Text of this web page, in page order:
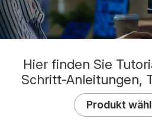
Hier finden Sie
Schritt-Anleitungen,
Produkt